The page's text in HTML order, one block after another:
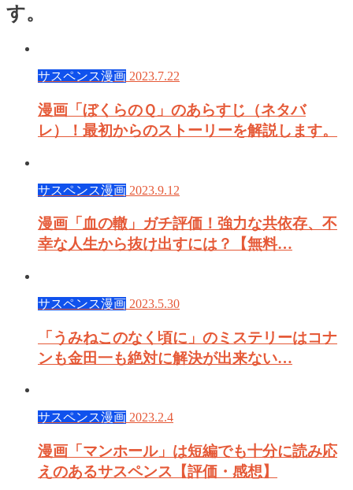
す。
サスペンス漫画 2023.7.22
漫画「ぼくらのＱ」のあらすじ（ネタバ
レ）！最初からのストーリーを解説します。
サスペンス漫画 2023.9.12
漫画「血の轍」ガチ評価！強力な共依存、不
幸な人生から抜け出すには？【無料…
サスペンス漫画 2023.5.30
「うみねこのなく頃に」のミステリーはコナ
ンも金田一も絶対に解決が出来ない…
サスペンス漫画 2023.2.4
漫画「マンホール」は短編でも十分に読み応
えのあるサスペンス【評価・感想】